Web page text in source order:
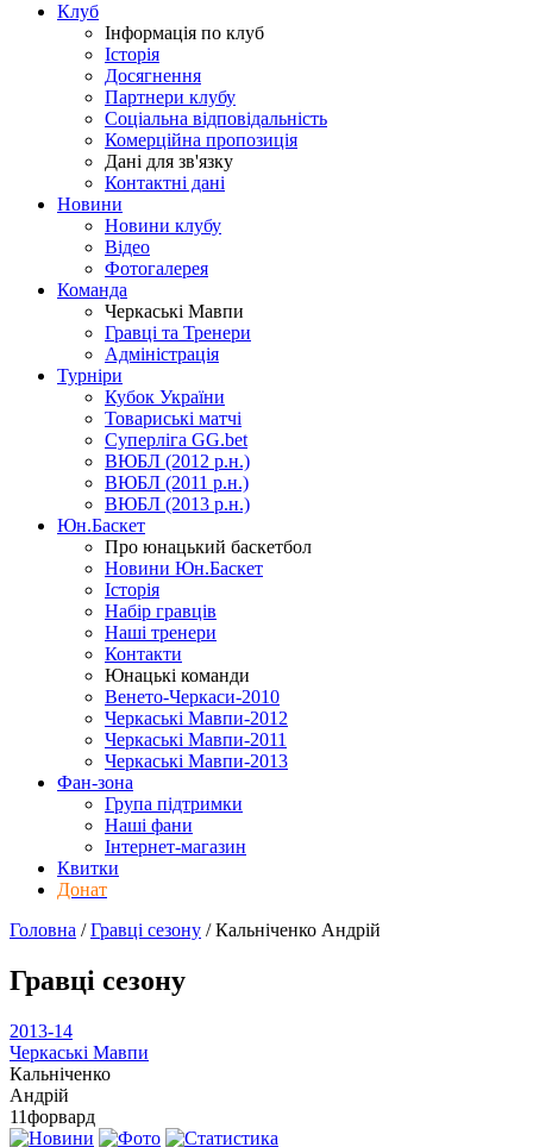
Клуб
Інформація по клуб
Історія
Досягнення
Партнери клубу
Соціальна відповідальність
Комерційна пропозиція
Дані для зв'язку
Контактні дані
Новини
Новини клубу
Відео
Фотогалерея
Команда
Черкаські Мавпи
Гравці та Тренери
Адміністрація
Турніри
Кубок України
Товариські матчі
Суперліга GG.bet
ВЮБЛ (2012 р.н.)
ВЮБЛ (2011 р.н.)
ВЮБЛ (2013 р.н.)
Юн.Баскет
Про юнацький баскетбол
Новини Юн.Баскет
Історія
Набір гравців
Наші тренери
Контакти
Юнацькі команди
Венето-Черкаси-2010
Черкаські Мавпи-2012
Черкаські Мавпи-2011
Черкаські Мавпи-2013
Фан-зона
Група підтримки
Наші фани
Інтернет-магазин
Квитки
Донат
Головна /Гравці сезону /Кальніченко Андрій
Гравці сезону
2013-14
Черкаські Мавпи
Кальніченко
Андрій
11форвард